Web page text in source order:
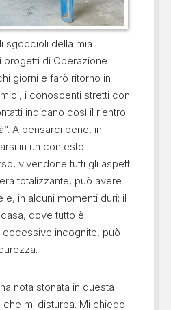
sgoccioli della mia
progetti di Operazione
giorni e farò ritorno in
i conoscenti stretti con
indicano così il rientro:
A pensarci bene, in
in un contesto
vivendone tutti gli aspetti
totalizzante, può avere
e, in alcuni momenti duri; il
dove tutto è
incognite, può
nota stonata in questa
mi disturba. Mi chiedo